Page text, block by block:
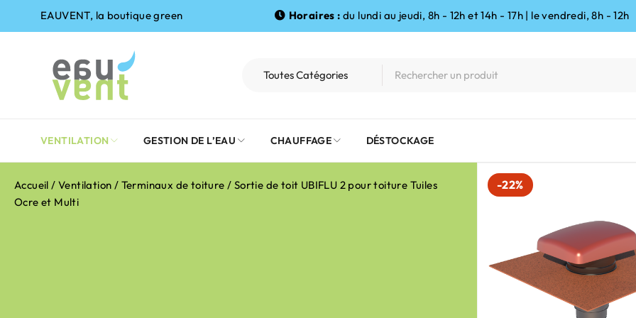
EAUVENT, la boutique green Horaires : du lundi au jeudi, 8h - 12h et 14h - 17h | le vendredi, 8h - 12h
VENTILATION GESTION DE L’EAU CHAUFFAGE DÉSTOCKAGE
Accueil /Ventilation / Terminaux de toiture / Sortie de toit UBIFLU 2 pour toiture Tuiles
Ocre et Multi
-22%